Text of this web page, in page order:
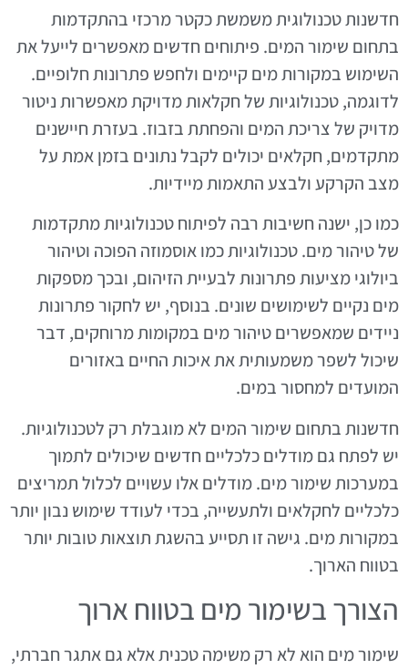
חדשנות טכנולוגית משמשת כקטר מרכזי בהתקדמות
בתחום שימור המים. פיתוחים חדשים מאפשרים לייעל את
השימוש במקורות מים קיימים ולחפש פתרונות חלופיים.
לדוגמה, טכנולוגיות של חקלאות מדויקת מאפשרות ניטור
מדויק של צריכת המים והפחתת בזבוז. בעזרת חיישנים
מתקדמים, חקלאים יכולים לקבל נתונים בזמן אמת על
מצב הקרקע ולבצע התאמות מיידיות.
כמו כן, ישנה חשיבות רבה לפיתוח טכנולוגיות מתקדמות
של טיהור מים. טכנולוגיות כמו אוסמוזה הפוכה וטיהור
ביולוגי מציעות פתרונות לבעיית הזיהום, ובכך מספקות
מים נקיים לשימושים שונים. בנוסף, יש לחקור פתרונות
ניידים שמאפשרים טיהור מים במקומות מרוחקים, דבר
שיכול לשפר משמעותית את איכות החיים באזורים
המועדים למחסור במים.
חדשנות בתחום שימור המים לא מוגבלת רק לטכנולוגיות.
יש לפתח גם מודלים כלכליים חדשים שיכולים לתמוך
במערכות שימור מים. מודלים אלו עשויים לכלול תמריצים
כלכליים לחקלאים ולתעשייה, בכדי לעודד שימוש נבון יותר
במקורות מים. גישה זו תסייע בהשגת תוצאות טובות יותר
בטווח הארוך.
הצורך בשימור מים בטווח ארוך
שימור מים הוא לא רק משימה טכנית אלא גם אתגר חברתי,